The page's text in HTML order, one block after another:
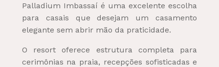
Palladium Imbassaí é uma excelente escolha
para casais que desejam um casamento
elegante sem abrir mão da praticidade.
O resort oferece estrutura completa para
cerimônias na praia, recepções sofisticadas e